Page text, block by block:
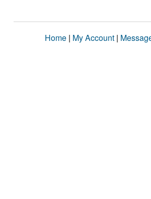
Home | My Account |